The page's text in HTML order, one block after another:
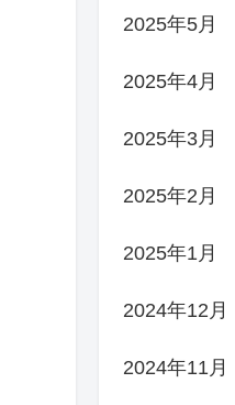
2025年5月
2025年4月
2025年3月
2025年2月
2025年1月
2024年12月
2024年11月